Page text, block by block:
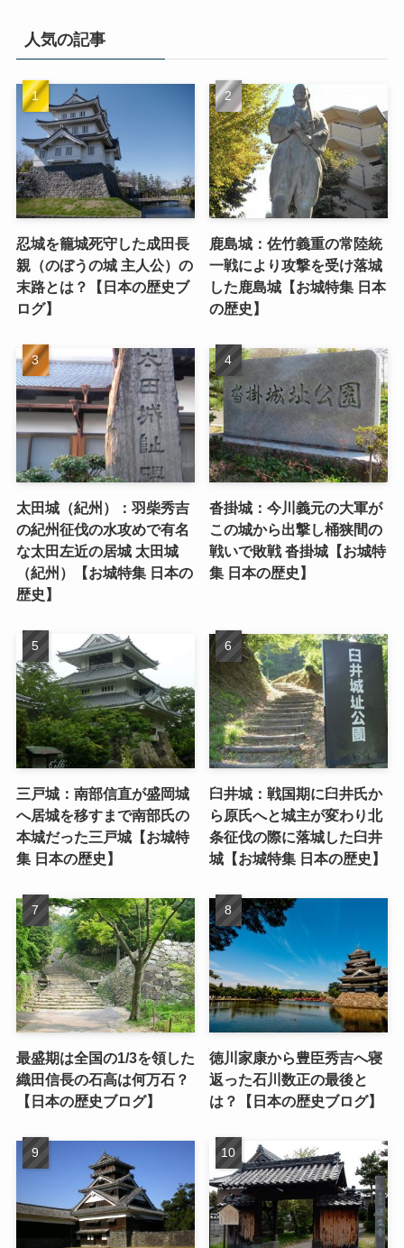
人気の記事
忍城を籠城死守した成田長
親（のぼうの城 主人公）の
末路とは？【日本の歴史ブ
ログ】
鹿島城：佐竹義重の常陸統
一戦により攻撃を受け落城
した鹿島城【お城特集 日本
の歴史】
太田城（紀州）：羽柴秀吉
の紀州征伐の水攻めで有名
な太田左近の居城 太田城
（紀州）【お城特集 日本の
歴史】
沓掛城：今川義元の大軍が
この城から出撃し桶狭間の
戦いで敗戦 沓掛城【お城特
集 日本の歴史】
三戸城：南部信直が盛岡城
へ居城を移すまで南部氏の
本城だった三戸城【お城特
集 日本の歴史】
臼井城：戦国期に臼井氏か
ら原氏へと城主が変わり北
条征伐の際に落城した臼井
城【お城特集 日本の歴史】
最盛期は全国の1/3を領した
織田信長の石高は何万石？
【日本の歴史ブログ】
徳川家康から豊臣秀吉へ寝
返った石川数正の最後と
は？【日本の歴史ブログ】